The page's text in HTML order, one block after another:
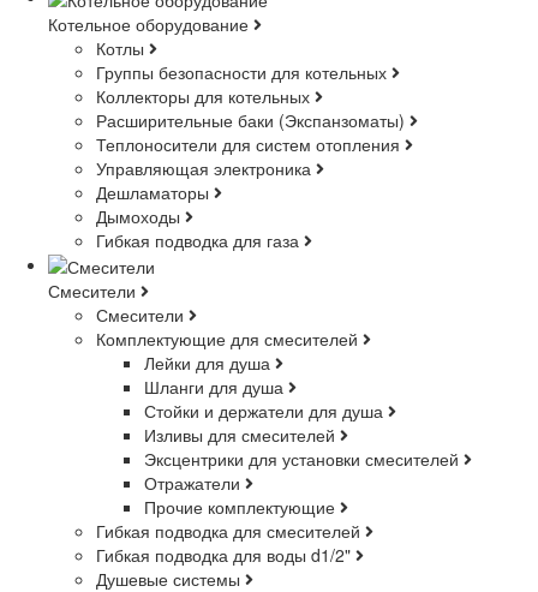
Котельное оборудование
Котлы
Группы безопасности для котельных
Коллекторы для котельных
Расширительные баки (Экспанзоматы)
Теплоносители для систем отопления
Управляющая электроника
Дешламаторы
Дымоходы
Гибкая подводка для газа
Смесители
Смесители
Комплектующие для смесителей
Лейки для душа
Шланги для душа
Стойки и держатели для душа
Изливы для смесителей
Эксцентрики для установки смесителей
Отражатели
Прочие комплектующие
Гибкая подводка для смесителей
Гибкая подводка для воды d1/2"
Душевые системы